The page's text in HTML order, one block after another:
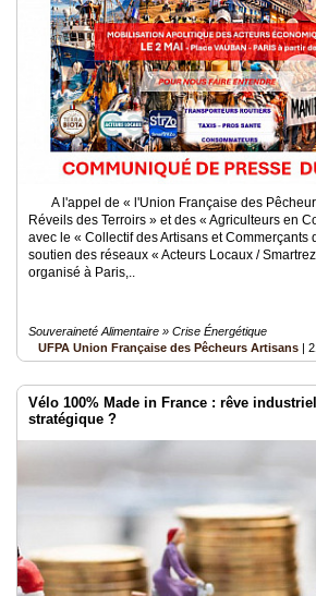
A l'appel de « l'Union Française des
Réveils des Terroirs » et des « Agriculteurs en
avec le « Collectif des Artisans et Commerçants
soutien des réseaux « Acteurs Locaux /
organisé à Paris,..
Souveraineté Alimentaire » Crise Énergétique
UFPA Union Française des Pêcheurs Artisans |
Vélo 100% Made in France : rêve
stratégique ?